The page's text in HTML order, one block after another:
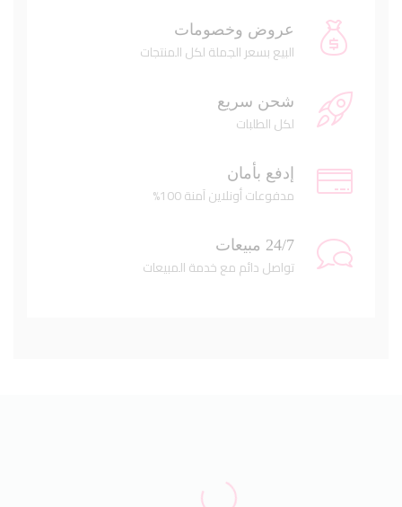
عروض وخصومات
البيع بسعر الجملة لكل المنتجات
شحن سريع
لكل الطلبات
إدفع بأمان
مدفوعات أونلاين آمنة 100%
24/7 مبيعات
تواصل دائم مع خدمة المبيعات